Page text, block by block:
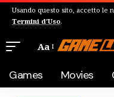
Usando questo sito, accetto le
Termini d'Uso.
Aa
Games Movies